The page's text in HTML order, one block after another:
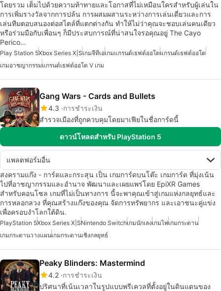
โดยรวม เต็มไปด้วยความท้าทายและโอกาสที่ไม่เหมือนใครสำหรับผู้เล่นใน
การเพิ่มรางวัลจากการปล้น การผสมผสานระหว่างการเล่นเดี่ยวและการ
เล่นทีมตอบสนองต่อสไตล์ที่แตกต่างกัน ทำให้ไม่ว่าคุณจะชอบเล่นคนเดียว
หรือร่วมมือกับเพื่อนๆ ก็มีประสบการณ์ที่น่าสนใจรอคุณอยู่ The Cayo
Perico…
Play Station 5Xbox Series X|Sเกมจีทีเอเกมแกรนด์เธฟต์ออโตแกรนด์เธฟต์ออโต
เกมอาชญากรรมแกรนด์เธฟต์ออโต V เกม
Gang Wars - Cards and Bullets
4.3 การชำระเงิน
สำรวจเมืองที่ถูกควบคุมโดยมาเฟียในชื่อการ์ดนี้
ดาวน์โหลดสำหรับ PlayStation 5
แพลตฟอร์มอื่น
สงครามแก๊ง - การ์ดและกระสุน เป็น เกมการ์ดบนโต๊ะ เกมการ์ด ที่มุ่งเน้น
ไปที่อาชญากรรมและอำนาจ พัฒนาและเผยแพร่โดย EpiXR Games
สำหรับคอนโซล เกมที่ไม่เป็นทางการ นี้จะพาคุณเข้าสู่เกมแห่งกลยุทธ์และ
การหลอกลวง ที่คุณสร้างแก๊งของคุณ จัดการทรัพยากร และเอาชนะคู่แข่ง
เพื่อครอบงำโลกใต้ดิน.
PlayStation 5Xbox Series X|SNintendo Switchเกมนักเลงเกมไพ่เกมกระดาน
เกมกระดานวางแผนเกมกระดานเชิงกลยุทธ์
Peaky Blinders: Mastermind
4.2 การชำระเงิน
ปริศนาที่เน้นเวลาในรูปแบบพรีเควลที่ตั้งอยู่ในดินแดนของ